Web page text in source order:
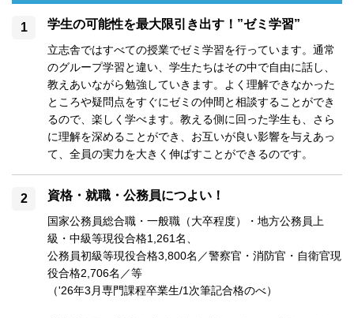
学生の可能性を最大限引き出す！”ゼミ学習”
立志舎ではすべての授業でゼミ学習を行っています。通常
のグループ学習と違い、学生たちはその中で自由に話し、
教えあいながら勉強していきます。よく理解できなかった
ところや疑問点をすぐにゼミの仲間と相談することができ
るので、楽しく学べます。教える側に回った学生も、さら
に理解を深めることができ、お互いが良い影響を与えあっ
て、全員の実力を大きく伸ばすことができるのです。
資格・就職・公務員につよい！
国家公務員総合職・一般職（大卒程度）・地方公務員上
級・中級等現役合格1,261名、
公務員初級等現役合格3,800名／警察官・消防官・自衛官現
役合格2,706名／等
（'26年3月専門課程卒業生/1次筆記合格のべ）